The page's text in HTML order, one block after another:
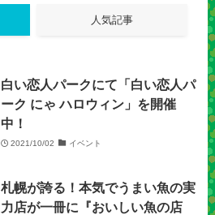
人気記事
白い恋人パークにて「白い恋人パ
ーク にゃ ハロウィン」を開催
中！
2021/10/02 イベント
札幌が誇る！本気でうまい魚の実
力店が一冊に『おいしい魚の店